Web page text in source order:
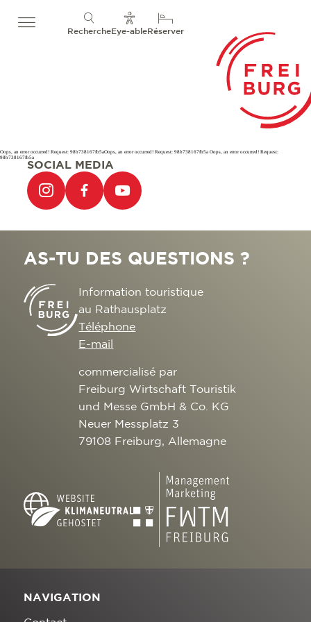
RechercheEye-ableRéserver
Oops, an error occurred! Request: 98b738167fb5aOops, an error occurred! Request: 98b738167fb5a Oops, an error occurred! Request:
98b738167fb5a
SOCIAL MEDIA
AS-TU DES QUESTIONS ?
Information touristique
au Rathausplatz
Téléphone
E-mail
commercialisé par
Freiburg Wirtschaft Touristik
und Messe GmbH & Co. KG
Neuer Messplatz 3
79108 Freiburg, Allemagne
NAVIGATION